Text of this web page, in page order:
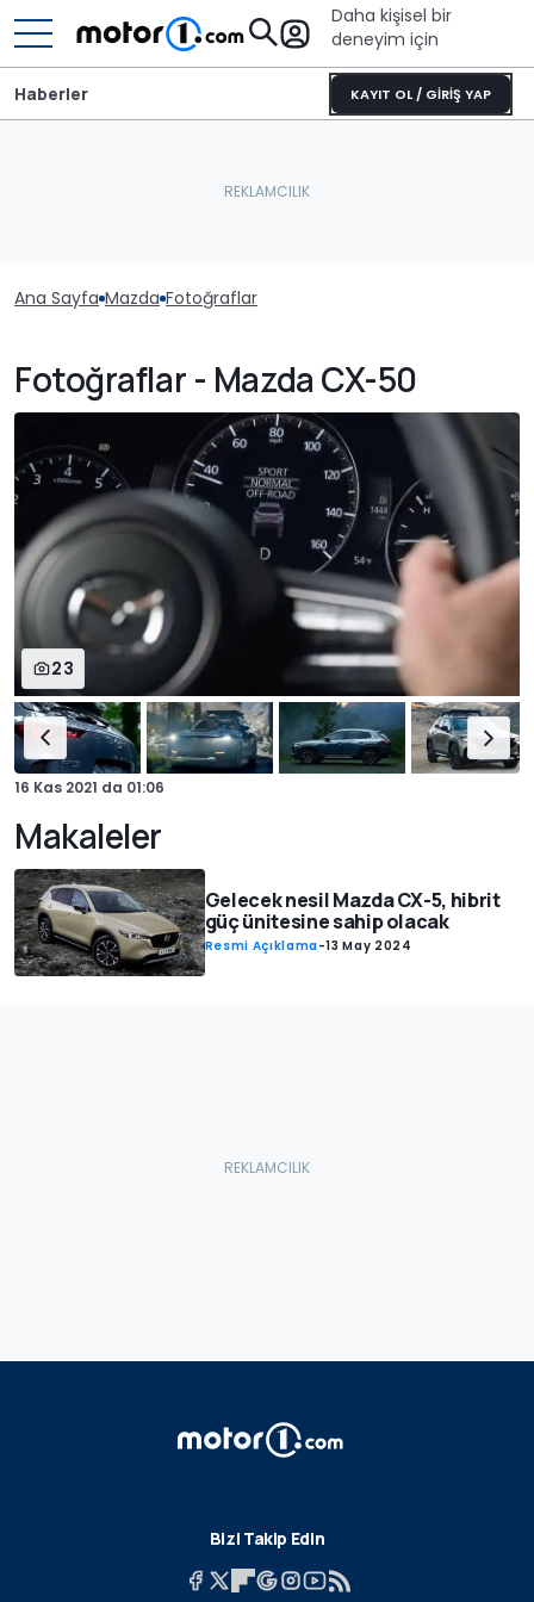
Daha kişisel bir
deneyim için
KAYIT OL / GİRİŞ YAP
Haberler
Ana Sayfa Mazda Fotoğraflar
Fotoğraflar - Mazda CX-50
23
16 Kas 2021 da 01:06
Makaleler
Gelecek nesil Mazda CX-5, hibrit
güç ünitesine sahip olacak
Resmi Açıklama-13 May 2024
Bizi Takip Edin